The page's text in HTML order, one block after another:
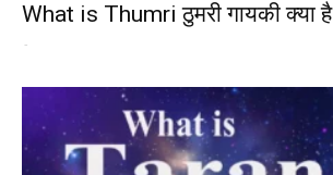
What is Thumri ठुमरी गायकी क्या है
-